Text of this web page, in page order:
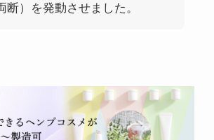
断）を発動させました。